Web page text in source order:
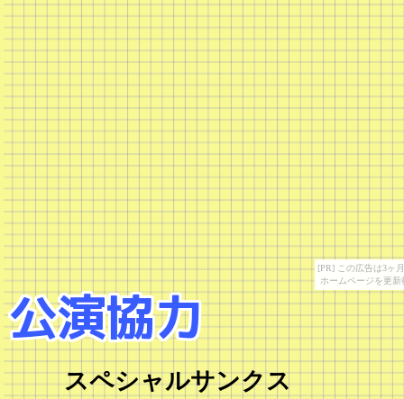
[PR] この広告は3ヶ
ホームページを更
スペシャルサンクス